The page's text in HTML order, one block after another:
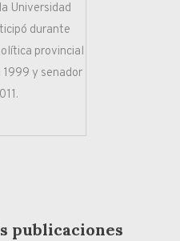
Universidad
durante
provincial
y senador
publicaciones